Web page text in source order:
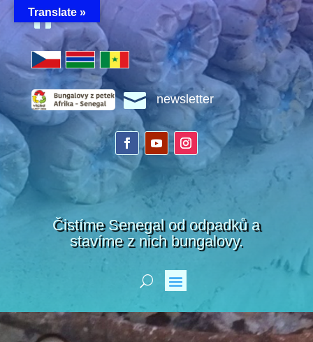

 newsletter
Čistíme Senegal od odpadků a
stavíme z nich bungalovy.
Translate »